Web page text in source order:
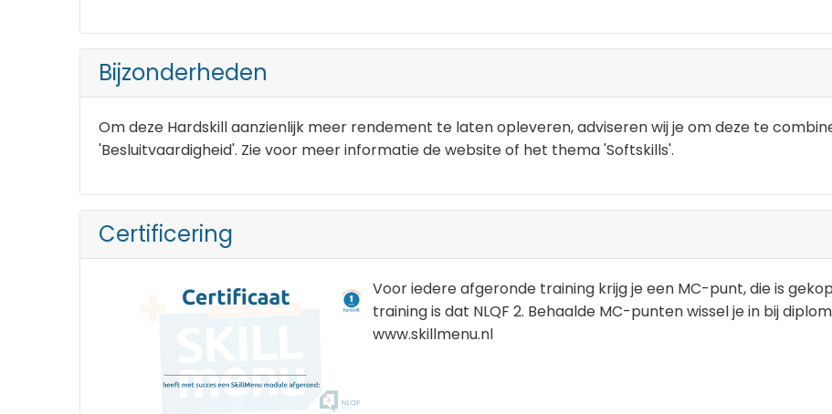
Bijzonderheden
Om deze Hardskill aanzienlijk meer rendement te laten opleveren, adviseren wij je om deze te
'Besluitvaardigheid'. Zie voor meer informatie de website of het thema 'Softskills'.
Certificering
Voor iedere afgeronde training krijg je een MC-punt, die is
training is dat NLQF 2. Behaalde MC-punten wissel je in bij
www.skillmenu.nl